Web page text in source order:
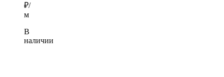
₽/
м
В
наличии